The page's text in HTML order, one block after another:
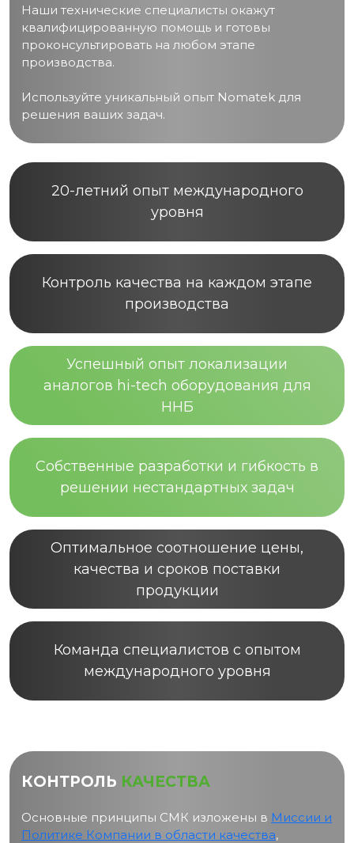
Наши технические специалисты окажут
квалифицированную помощь и готовы
проконсультировать на любом этапе
производства.
Используйте уникальный опыт Nomatek для
решения ваших задач.
20-летний опыт международного
уровня
Контроль качества на каждом этапе
производства
Успешный опыт локализации
аналогов hi-tech оборудования для
ННБ
Собственные разработки и гибкость в
решении нестандартных задач
Оптимальное соотношение цены,
качества и сроков поставки
продукции
Команда специалистов с опытом
международного уровня
КОНТРОЛЬ КАЧЕСТВА
Основные принципы СМК изложены в Миссии и
Политике Компании в области качества,